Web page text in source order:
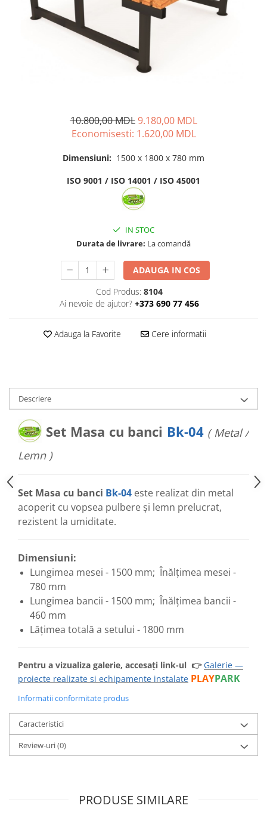
Pavilioane pentru grădinițe
10.800,00 MDL 9.180,00 MDL
Economisesti: 1.620,00 MDL
Dimensiuni: 1500 x 1800 x 780 mm
ISO 9001 / ISO 14001 / ISO 45001
IN STOC
Durata de livrare: La comandă
ADAUGA IN COS
Cod Produs: 8104
Ai nevoie de ajutor? +373 690 77 456
Adauga la Favorite Cere informatii
Descriere
Set Masa cu banci Bk-04 ( Metal /
Lemn )
Set Masa cu banci Bk-04 este realizat din metal
acoperit cu vopsea pulbere și lemn prelucrat,
rezistent la umiditate.
Dimensiuni:
Lungimea mesei - 1500 mm; Înălțimea mesei -
780 mm
Lungimea bancii - 1500 mm; Înălțimea bancii -
460 mm
Lățimea totală a setului - 1800 mm
Pentru a vizualiza galerie, accesați link-ul 👉 Galerie —
proiecte realizate si echipamente instalate PLAYPARK
Informatii conformitate produs
Caracteristici
Review-uri(0)
PRODUSE SIMILARE